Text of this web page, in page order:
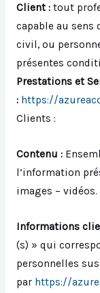
Client :tout
capable au sens
civil, ou
présentes
Prestations et
: https://
Clients :
Contenu :
l’information
images – vidéos.
Informations
(s) » qui
personnelles
par https://